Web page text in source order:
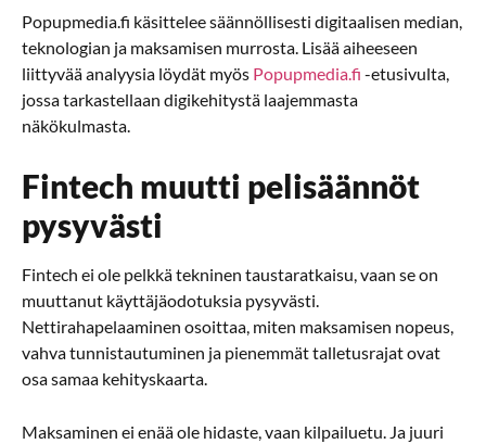
Popupmedia.fi käsittelee säännöllisesti digitaalisen median,
teknologian ja maksamisen murrosta. Lisää aiheeseen
liittyvää analyysia löydät myös Popupmedia.fi -etusivulta,
jossa tarkastellaan digikehitystä laajemmasta
näkökulmasta.
Fintech muutti pelisäännöt
pysyvästi
Fintech ei ole pelkkä tekninen taustaratkaisu, vaan se on
muuttanut käyttäjäodotuksia pysyvästi.
Nettirahapelaaminen osoittaa, miten maksamisen nopeus,
vahva tunnistautuminen ja pienemmät talletusrajat ovat
osa samaa kehityskaarta.
Maksaminen ei enää ole hidaste, vaan kilpailuetu. Ja juuri